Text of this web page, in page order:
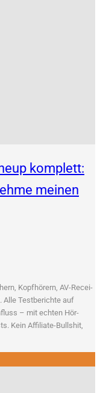
komplett:
meinen
Kopf­hö­rern, AV-Recei­
Alle Test­be­rich­te auf
– mit ech­ten Hör­
Kein Affi­lia­te-Bull­shit,